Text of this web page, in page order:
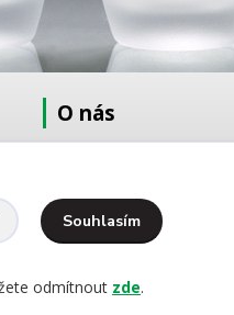
O nás
Kontakty
Ochrana osobních údajů
Souhlasím
odmítnout zde.